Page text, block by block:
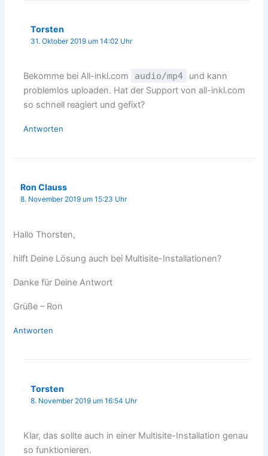
Torsten
31. Oktober 2019 um 14:02 Uhr
Bekomme bei All-inkl.com audio/mp4
und kann
problemlos uploaden. Hat der Support von all-inkl.com
so schnell reagiert und gefixt?
Antworten
Ron Clauss
8. November 2019 um 15:23 Uhr
Hallo Thorsten,
hilft Deine Lösung auch bei Multisite-Installationen?
Danke für Deine Antwort
Grüße – Ron
Antworten
Torsten
8. November 2019 um 16:54 Uhr
Klar, das sollte auch in einer Multisite-Installation genau
so funktionieren.